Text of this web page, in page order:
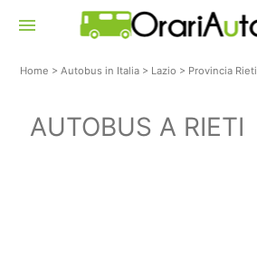
menu
Home >Autobus in Italia > Lazio > Provincia Rieti
AUTOBUS A RIETI